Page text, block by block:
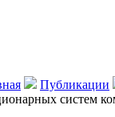
Публикации
систем